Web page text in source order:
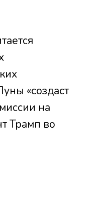
«создаст
на
Трамп во